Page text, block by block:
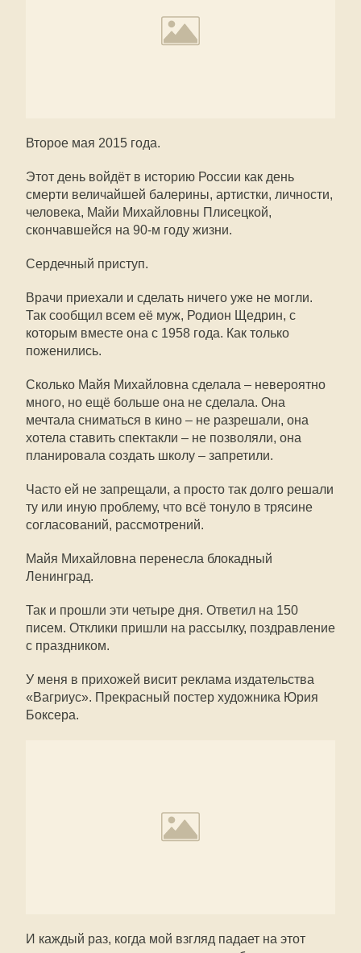
Второе мая 2015 года.
Этот день войдёт в историю России как день
смерти величайшей балерины, артистки, личности,
человека, Майи Михайловны Плисецкой,
скончавшейся на 90-м году жизни.
Сердечный приступ.
Врачи приехали и сделать ничего уже не могли.
Так сообщил всем её муж, Родион Щедрин, с
которым вместе она с 1958 года. Как только
поженились.
Сколько Майя Михайловна сделала – невероятно
много, но ещё больше она не сделала. Она
мечтала сниматься в кино – не разрешали, она
хотела ставить спектакли – не позволяли, она
планировала создать школу – запретили.
Часто ей не запрещали, а просто так долго решали
ту или иную проблему, что всё тонуло в трясине
согласований, рассмотрений.
Майя Михайловна перенесла блокадный
Ленинград.
Так и прошли эти четыре дня. Ответил на 150
писем. Отклики пришли на рассылку, поздравление
с праздником.
У меня в прихожей висит реклама издательства
«Вагриус». Прекрасный постер художника Юрия
Боксера.
И каждый раз, когда мой взгляд падает на этот